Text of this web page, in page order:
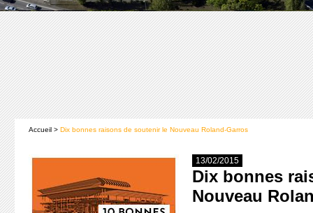
Accueil > Dix bonnes raisons de soutenir le Nouveau Roland-Garros
13/02/2015
Dix bonnes
Nouveau